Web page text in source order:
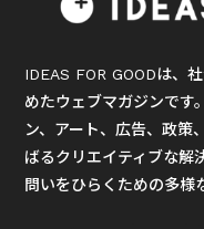
IDEAS FOR GOODは、
めたウェブマガジンです
ン、アート、広告、政策
ばるクリエイティブな解
問いをひらくための多様